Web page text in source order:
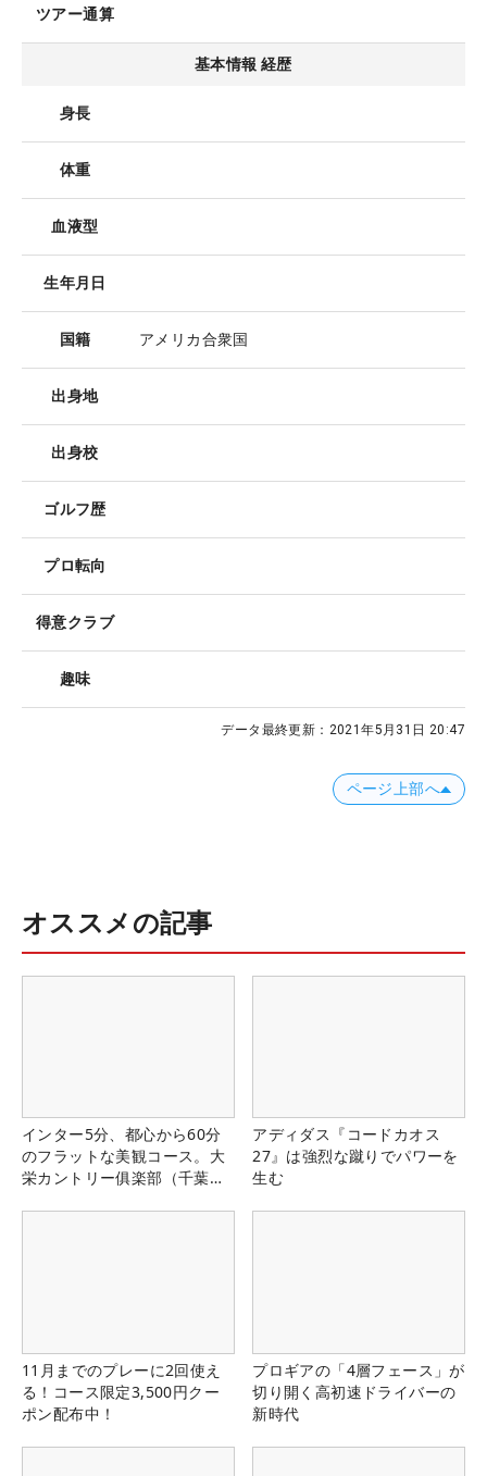
ツアー通算
基本情報 経歴
身長
体重
血液型
生年月日
国籍 アメリカ合衆国
出身地
出身校
ゴルフ歴
プロ転向
得意クラブ
趣味
データ最終更新： 2021年5月31日 20:47
ページ上部へ
オススメの記事
インター5分、都心から60分
のフラットな美観コース。大
栄カントリー俱楽部（千葉
アディダス『コードカオス
27』は強烈な蹴りでパワーを
生む
11月までのプレーに2回使え
る！コース限定3,500円クー
ポン配布中！
プロギアの「4層フェース」が
切り開く高初速ドライバーの
新時代